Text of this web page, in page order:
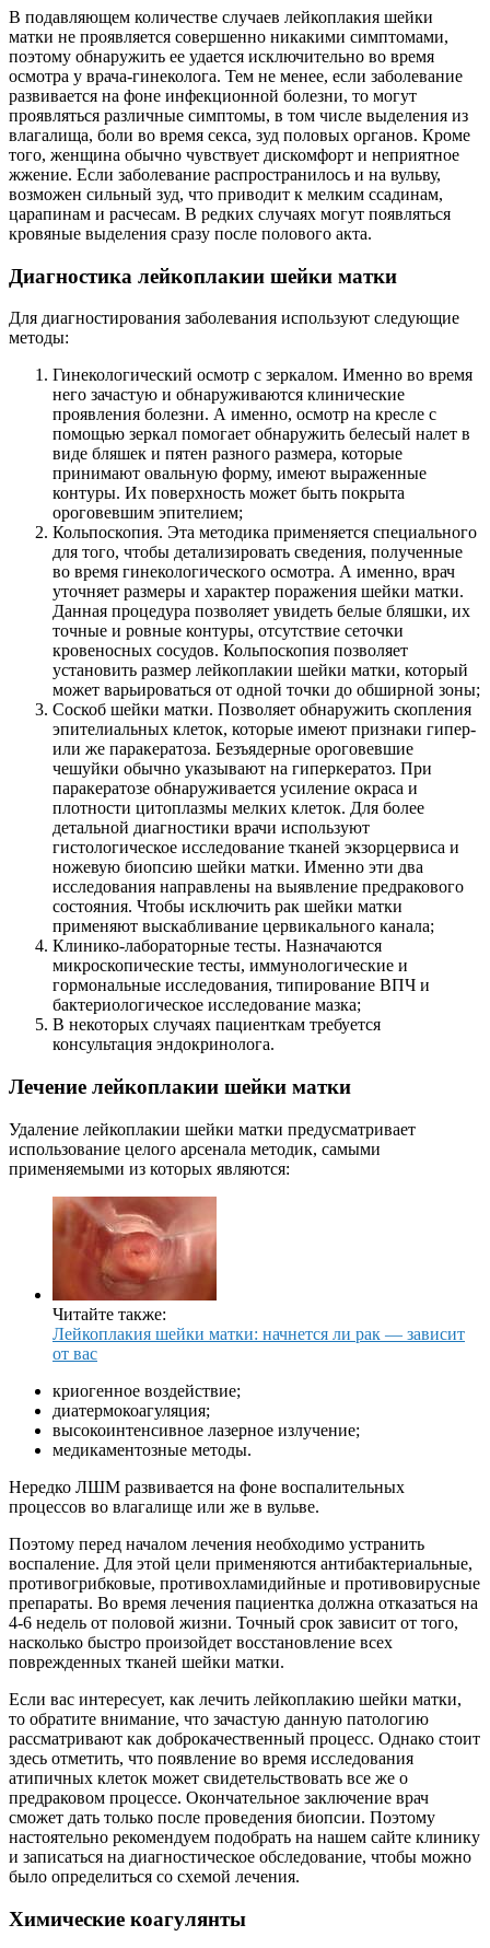
В подавляющем количестве случаев лейкоплакия шейки
матки не проявляется совершенно никакими симптомами,
поэтому обнаружить ее удается исключительно во время
осмотра у врача-гинеколога. Тем не менее, если заболевание
развивается на фоне инфекционной болезни, то могут
проявляться различные симптомы, в том числе выделения из
влагалища, боли во время секса, зуд половых органов. Кроме
того, женщина обычно чувствует дискомфорт и неприятное
жжение. Если заболевание распространилось и на вульву,
возможен сильный зуд, что приводит к мелким ссадинам,
царапинам и расчесам. В редких случаях могут появляться
кровяные выделения сразу после полового акта.
Диагностика лейкоплакии шейки матки
Для диагностирования заболевания используют следующие
методы:
Гинекологический осмотр с зеркалом. Именно во время
него зачастую и обнаруживаются клинические
проявления болезни. А именно, осмотр на кресле с
помощью зеркал помогает обнаружить белесый налет в
виде бляшек и пятен разного размера, которые
принимают овальную форму, имеют выраженные
контуры. Их поверхность может быть покрыта
ороговевшим эпителием;
Кольпоскопия. Эта методика применяется специального
для того, чтобы детализировать сведения, полученные
во время гинекологического осмотра. А именно, врач
уточняет размеры и характер поражения шейки матки.
Данная процедура позволяет увидеть белые бляшки, их
точные и ровные контуры, отсутствие сеточки
кровеносных сосудов. Кольпоскопия позволяет
установить размер лейкоплакии шейки матки, который
может варьироваться от одной точки до обширной зоны;
Соскоб шейки матки. Позволяет обнаружить скопления
эпителиальных клеток, которые имеют признаки гипер-
или же паракератоза. Безъядерные ороговевшие
чешуйки обычно указывают на гиперкератоз. При
паракератозе обнаруживается усиление окраса и
плотности цитоплазмы мелких клеток. Для более
детальной диагностики врачи используют
гистологическое исследование тканей экзорцервиса и
ножевую биопсию шейки матки. Именно эти два
исследования направлены на выявление предракового
состояния. Чтобы исключить рак шейки матки
применяют выскабливание цервикального канала;
Клинико-лабораторные тесты. Назначаются
микроскопические тесты, иммунологические и
гормональные исследования, типирование ВПЧ и
бактериологическое исследование мазка;
В некоторых случаях пациенткам требуется
консультация эндокринолога.
Лечение лейкоплакии шейки матки
Удаление лейкоплакии шейки матки предусматривает
использование целого арсенала методик, самыми
применяемыми из которых являются:
Читайте также:
Лейкоплакия шейки матки: начнется ли рак — зависит
от вас
криогенное воздействие;
диатермокоагуляция;
высокоинтенсивное лазерное излучение;
медикаментозные методы.
Нередко ЛШМ развивается на фоне воспалительных
процессов во влагалище или же в вульве.
Поэтому перед началом лечения необходимо устранить
воспаление. Для этой цели применяются антибактериальные,
противогрибковые, противохламидийные и противовирусные
препараты. Во время лечения пациентка должна отказаться на
4-6 недель от половой жизни. Точный срок зависит от того,
насколько быстро произойдет восстановление всех
поврежденных тканей шейки матки.
Если вас интересует, как лечить лейкоплакию шейки матки,
то обратите внимание, что зачастую данную патологию
рассматривают как доброкачественный процесс. Однако стоит
здесь отметить, что появление во время исследования
атипичных клеток может свидетельствовать все же о
предраковом процессе. Окончательное заключение врач
сможет дать только после проведения биопсии. Поэтому
настоятельно рекомендуем подобрать на нашем сайте клинику
и записаться на диагностическое обследование, чтобы можно
было определиться со схемой лечения.
Химические коагулянты